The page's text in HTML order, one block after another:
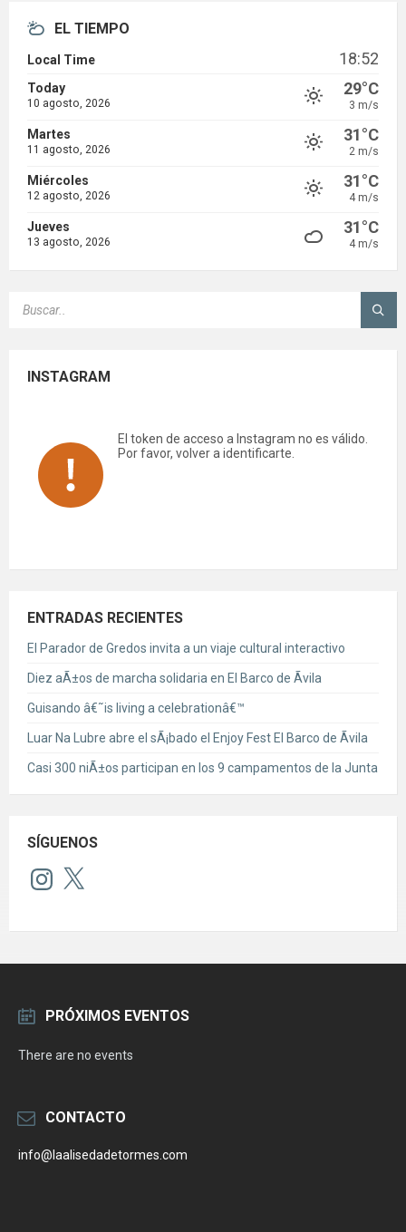
EL TIEMPO
Local Time 18:52
Today
10 agosto, 2026
29°C
3 m/s
Martes
11 agosto, 2026
31°C
2 m/s
Miércoles
12 agosto, 2026
31°C
4 m/s
Jueves
13 agosto, 2026
31°C
4 m/s
INSTAGRAM
El token de acceso a Instagram no es válido.
Por favor, volver a identificarte.
ENTRADAS RECIENTES
El Parador de Gredos invita a un viaje cultural interactivo
Diez aÃ±os de marcha solidaria en El Barco de Ãvila
Guisando â€˜is living a celebrationâ€™
Luar Na Lubre abre el sÃ¡bado el Enjoy Fest El Barco de Ãvila
Casi 300 niÃ±os participan en los 9 campamentos de la Junta
SÍGUENOS
Instagram
X
PRÓXIMOS EVENTOS
There are no events
CONTACTO
info@laalisedadetormes.com